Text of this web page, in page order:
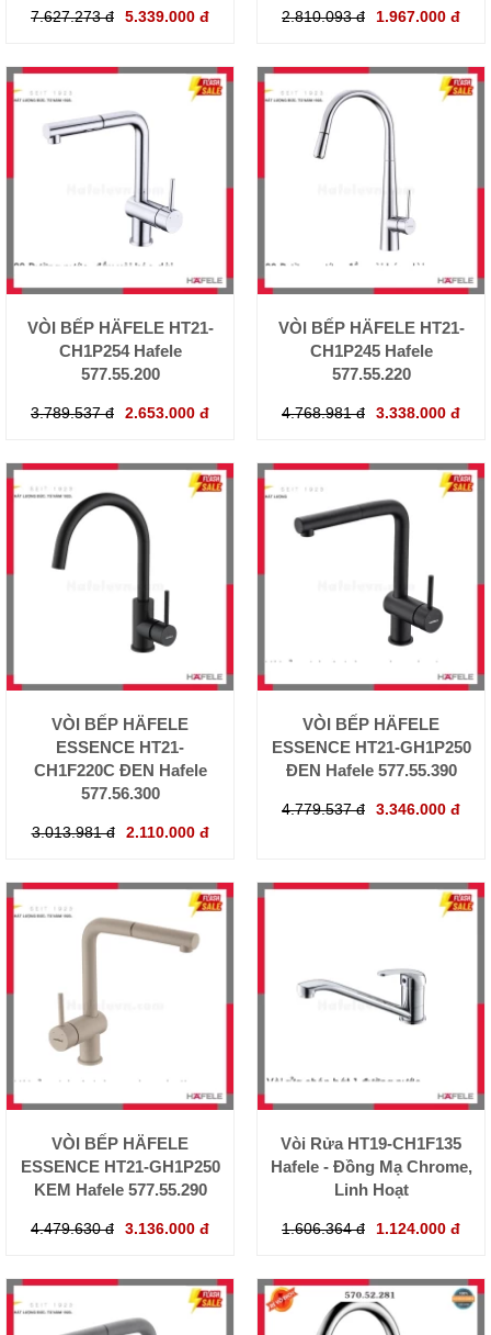
7.627.273 đ 5.339.000 đ 2.810.093 đ 1.967.000 đ
VÒI BẾP HÄFELE HT21-
CH1P254 Hafele
577.55.200
3.789.537 đ 2.653.000 đ
VÒI BẾP HÄFELE HT21-
CH1P245 Hafele
577.55.220
4.768.981 đ 3.338.000 đ
VÒI BẾP HÄFELE
ESSENCE HT21-
CH1F220C ĐEN Hafele
577.56.300
3.013.981 đ 2.110.000 đ
VÒI BẾP HÄFELE
ESSENCE HT21-GH1P250
ĐEN Hafele 577.55.390
4.779.537 đ 3.346.000 đ
VÒI BẾP HÄFELE
ESSENCE HT21-GH1P250
KEM Hafele 577.55.290
4.479.630 đ 3.136.000 đ
Vòi Rửa HT19-CH1F135
Hafele - Đồng Mạ Chrome,
Linh Hoạt
1.606.364 đ 1.124.000 đ